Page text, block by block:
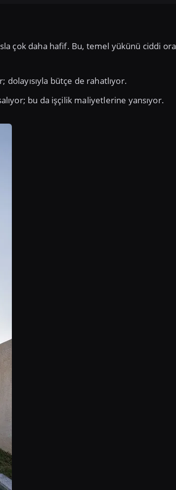
çok daha hafif. Bu, temel yükünü ciddi
dolayısıyla bütçe de rahatlıyor.
bu da işçilik maliyetlerine yansıyor.